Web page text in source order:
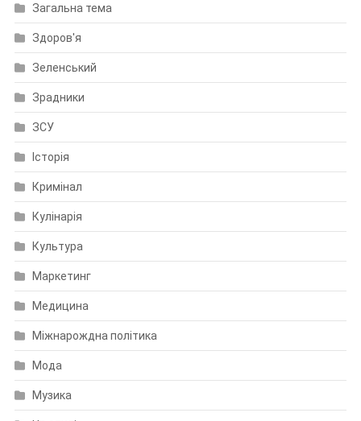
Загальна тема
Здоров'я
Зеленський
Зрадники
ЗСУ
Історія
Кримінал
Кулінарія
Культура
Маркетинг
Медицина
Міжнарождна політика
Мода
Музика